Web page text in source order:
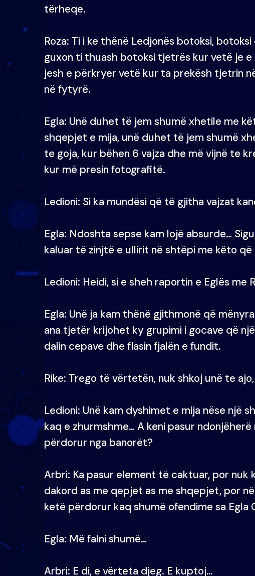
tërheqe.
Roza: Ti i ke thënë Ledjonës botoksi,
guxon ti thuash botoksi tjetrës kur vetë je
jesh e përkryer vetë kur ta prekësh tjetrin
në fytyrë.
Egla: Unë duhet të jem shumë xhetile me
shqepjet e mija, unë duhet të jem shumë
te goja, kur bëhen 6 vajza dhe më vijnë te
kur më presin fotografitë.
Ledioni: Si ka mundësi që të gjitha vajzat
Egla: Ndoshta sepse kam lojë absurde…
kaluar të zinjtë e ullirit në shtëpi me këto që
Ledioni: Heidi, si e sheh raportin e Eglës me
Egla: Unë ja kam thënë gjithmonë që
ana tjetër krijohet ky grupimi i gocave që
dalin cepave dhe flasin fjalën e fundit.
Rike: Trego të vërtetën, nuk shkoj unë te
Ledioni: Unë kam dyshimet e mija nëse një
kaq e zhurmshme… A keni pasur
përdorur nga banorët?
Arbri: Ka pasur element të caktuar, por nuk
dakord as me qepjet as me shqepjet, por
ketë përdorur kaq shumë ofendime sa Egla
Egla: Më falni shumë…
Arbri: E di, e vërteta djeg. E kuptoj…